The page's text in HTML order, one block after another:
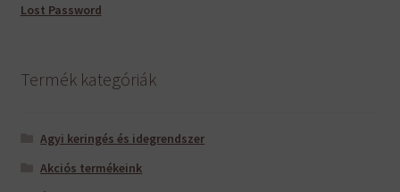
Lost Password
Termék kategóriák
Agyi keringés és idegrendszer
Akciós termékeink